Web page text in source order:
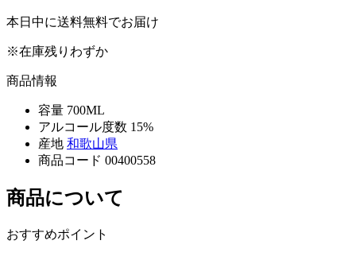
本日中に送料無料でお届け
※在庫残りわずか
商品情報
容量 700ML
アルコール度数 15%
産地 和歌山県
商品コード 00400558
商品について
おすすめポイント